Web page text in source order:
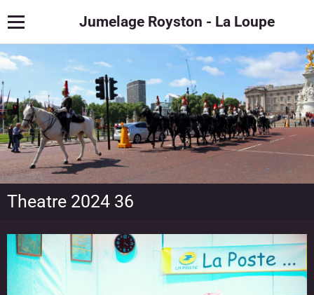
Jumelage Royston - La Loupe
Theatre 2024 36